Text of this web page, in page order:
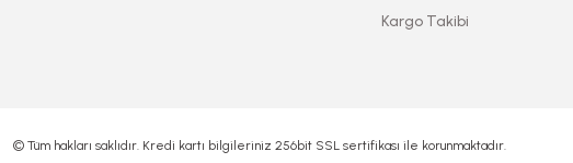
Kargo Takibi
© Tüm hakları saklıdır. Kredi kartı bilgileriniz 256bit SSL sertifikası ile korunmaktadır.